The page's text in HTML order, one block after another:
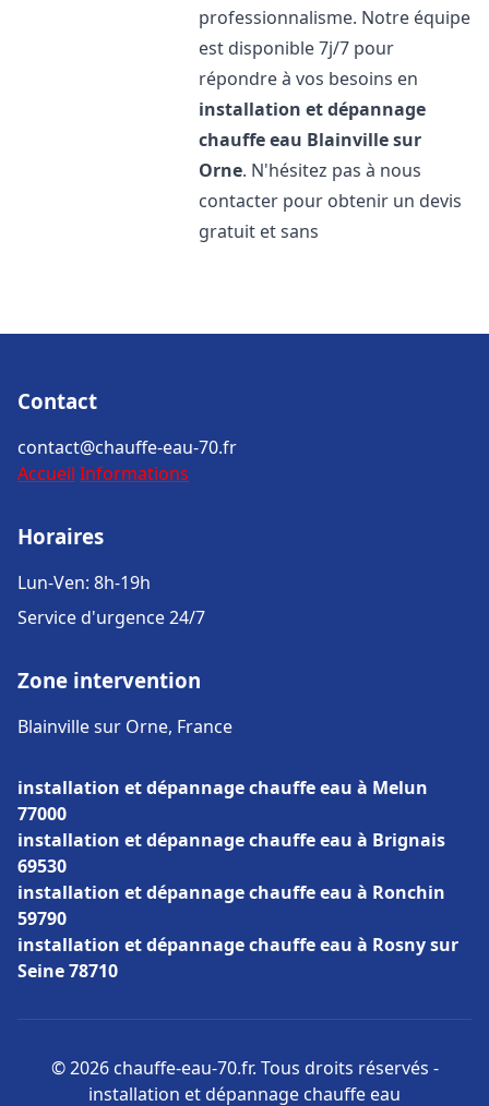
professionnalisme. Notre équipe
est disponible 7j/7 pour
répondre à vos besoins en
installation et dépannage
chauffe eau Blainville sur
Orne. N'hésitez pas à nous
contacter pour obtenir un devis
gratuit et sans
Contact
contact@chauffe-eau-70.fr
Accueil Informations
Horaires
Lun-Ven: 8h-19h
Service d'urgence 24/7
Zone intervention
Blainville sur Orne, France
installation et dépannage chauffe eau à Melun
77000
installation et dépannage chauffe eau à Brignais
69530
installation et dépannage chauffe eau à Ronchin
59790
installation et dépannage chauffe eau à Rosny sur
Seine 78710
© 2026 chauffe-eau-70.fr. Tous droits réservés -
installation et dépannage chauffe eau